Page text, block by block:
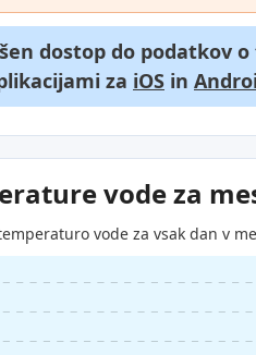
dostop do podatkov
za iOS in
vode za
vode za vsak dan v